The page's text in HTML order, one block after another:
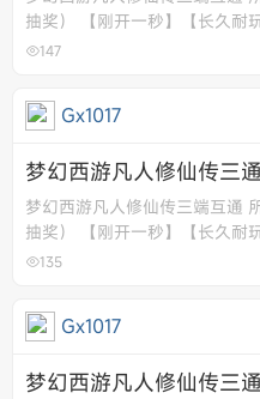
抽奖） 【刚开一秒】【长久耐
147
Gx1017
梦幻西游凡人修仙传三通
梦幻西游凡人修仙传三端互通
抽奖） 【刚开一秒】【长久耐
135
Gx1017
梦幻西游凡人修仙传三通